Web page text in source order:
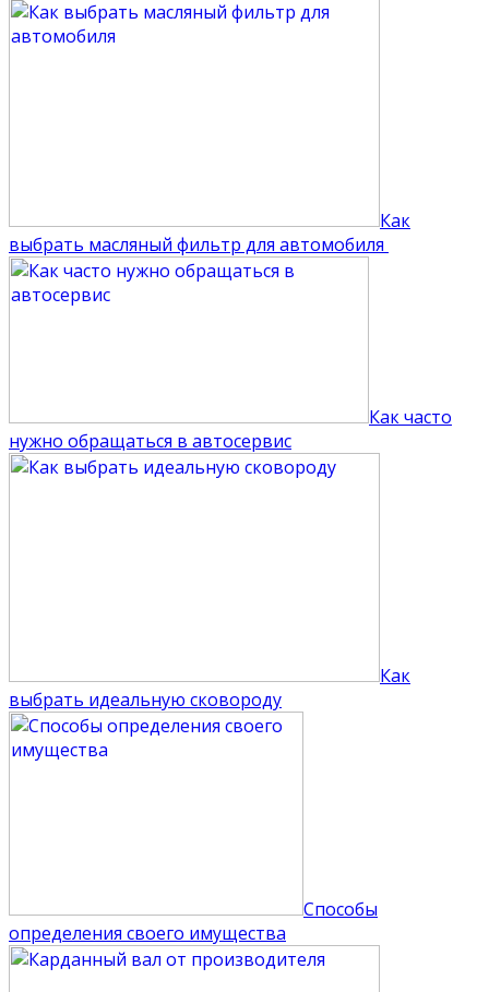
Как
выбрать масляный фильтр для автомобиля
Как часто
нужно обращаться в автосервис
Как
выбрать идеальную сковороду
Способы
определения своего имущества